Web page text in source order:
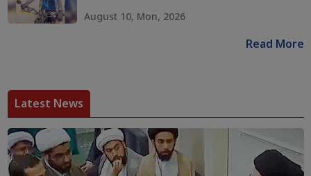
August 10, Mon, 2026
Read More
Latest News